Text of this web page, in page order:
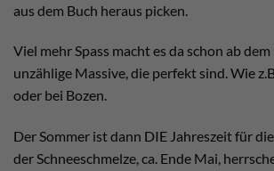
aus dem Buch heraus picken.
Viel mehr Spass macht es da schon ab
unzählige Massive, die perfekt sind. Wie
oder bei Bozen.
Der Sommer ist dann DIE Jahreszeit für
der Schneeschmelze, ca. Ende Mai,